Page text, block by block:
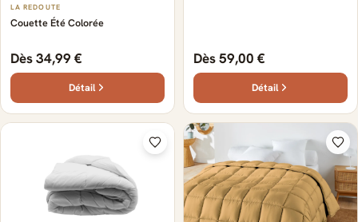
LA REDOUTE
Couette Été Colorée
Dès 34,99 €
Détail
Dès 59,00 €
Détail